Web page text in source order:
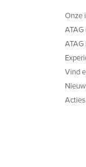
Onze
ATAG
ATAG
Vind
Acties